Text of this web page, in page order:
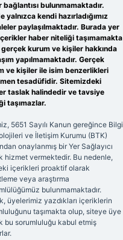
bağlantısı bulunmamaktadır.
yalnızca kendi hazırladığımız
paylaşılmaktadır. Burada yer
haber niteliği taşımamakta
kurum ve kişiler hakkında
yapılmamaktadır. Gerçek
ve kişiler ile isim benzerlikleri
tesadüfidir. Sitemizdeki
taslak halindedir ve tavsiye
taşımazlar.
5651 Sayılı Kanun gereğince Bilgi
ve İletişim Kurumu (BTK)
onaylanmış bir Yer Sağlayıcı
hizmet vermektedir. Bu nedenle,
içerikleri proaktif olarak
veya araştırma
bulunmamaktadır.
üyelerimiz yazdıkları içeriklerin
taşımakta olup, siteye üye
bu sorumluluğu kabul etmiş